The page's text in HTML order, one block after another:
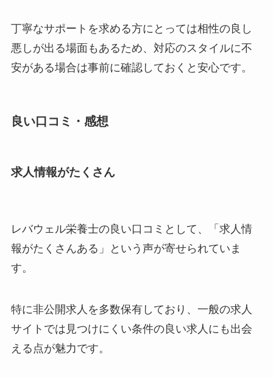
丁寧なサポートを求める方にとっては相性の良し
悪しが出る場面もあるため、対応のスタイルに不
安がある場合は事前に確認しておくと安心です。
良い口コミ・感想
求人情報がたくさん
レバウェル栄養士の良い口コミとして、「求人情
報がたくさんある」という声が寄せられていま
す。
特に非公開求人を多数保有しており、一般の求人
サイトでは見つけにくい条件の良い求人にも出会
える点が魅力です。